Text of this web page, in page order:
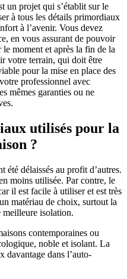
un projet qui s’établit sur le
à tous les détails primordiaux
à l’avenir. Vous devez
en vous assurant de pouvoir
le moment et après la fin de la
votre terrain, qui doit être
pour la mise en place des
professionnel avec
mêmes garanties ou ne
utilisés pour la
?
été délaissés au profit d’autres.
moins utilisée. Par contre, le
il est facile à utiliser et est très
matériau de choix, surtout la
isolation.
contemporaines ou
noble et isolant. La
davantage dans l’auto-